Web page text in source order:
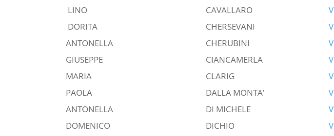
LINO
CAVALLARO
DORITA
CHERSEVANI
ANTONELLA
CHERUBINI
GIUSEPPE
CIANCAMERLA
MARIA
CLARIG
PAOLA
DALLA MONTA’
ANTONELLA
DI MICHELE
DOMENICO
DICHIO